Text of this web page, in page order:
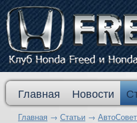
Главная Новости
Главная → Статьи →